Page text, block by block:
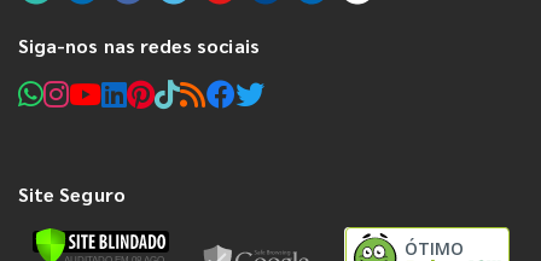
Siga-nos nas redes sociais
Site Seguro
ÓTIMO